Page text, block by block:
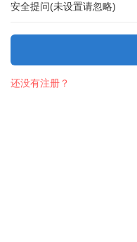
安全提问(未设置请忽略)
还没有注册？